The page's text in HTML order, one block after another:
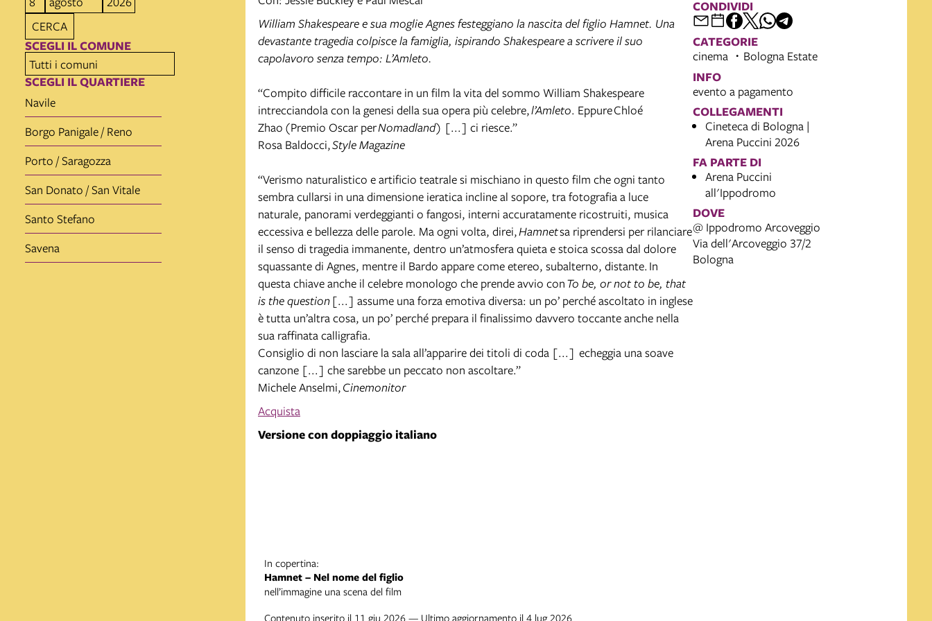
CERCA
SCEGLI IL COMUNE
SCEGLI IL QUARTIERE
Navile
Borgo Panigale / Reno
Porto / Saragozza
San Donato / San Vitale
Santo Stefano
Savena
William Shakespeare e sua moglie Agnes festeggiano la nascita del figlio Hamnet. Una
devastante tragedia colpisce la famiglia, ispirando Shakespeare a scrivere il suo
capolavoro senza tempo: L’Amleto.
“Compito difficile raccontare in un film la vita del sommo William Shakespeare
intrecciandola con la genesi della sua opera più celebre,l’Amleto. Eppure Chloé
Zhao (Premio Oscar perNomadland) [...] ci riesce.”
Rosa Baldocci,Style Magazine
“Verismo naturalistico e artificio teatrale si mischiano in questo film che ogni tanto
sembra cullarsi in una dimensione ieratica incline al sopore, tra fotografia a luce
naturale, panorami verdeggianti o fangosi, interni accuratamente ricostruiti, musica
eccessiva e bellezza delle parole. Ma ogni volta, direi,Hamnetsa riprendersi per rilanciare
il senso di tragedia immanente, dentro un’atmosfera quieta e stoica scossa dal dolore
squassante di Agnes, mentre il Bardo appare come etereo, subalterno, distante. In
questa chiave anche il celebre monologo che prende avvio conTo be, or not to be, that
is the question[...] assume una forza emotiva diversa: un po’ perché ascoltato in inglese
è tutta un’altra cosa, un po’ perché prepara il finalissimo davvero toccante anche nella
sua raffinata calligrafia.
Consiglio di non lasciare la sala all’apparire dei titoli di coda [...] echeggia una soave
canzone [...] che sarebbe un peccato non ascoltare.”
Michele Anselmi,Cinemonitor
Acquista
Versione con doppiaggio italiano
CONDIVIDI
CATEGORIE
cinema
Bologna Estate
INFO
evento a pagamento
COLLEGAMENTI
Cineteca di Bologna |
Arena Puccini 2026
FA PARTE DI
Arena Puccini
all'Ippodromo
DOVE
@ Ippodromo Arcoveggio
Via dell'Arcoveggio 37/2
Bologna
In copertina:
Hamnet – Nel nome del figlio
nell’immagine una scena del film
Contenuto inserito il 11 giu 2026 — Ultimo aggiornamento il 4 lug 2026